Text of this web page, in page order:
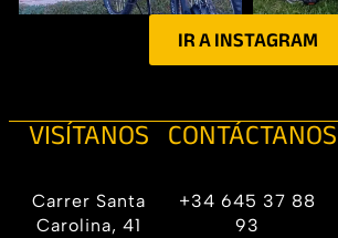
IR A INSTAGRAM
VISÍTANOS
Carrer Santa
Carolina, 41
CONTÁCTANOS
+34 645 37 88
93